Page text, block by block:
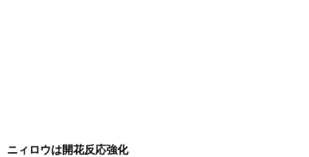
ニィロウは開花反応強化